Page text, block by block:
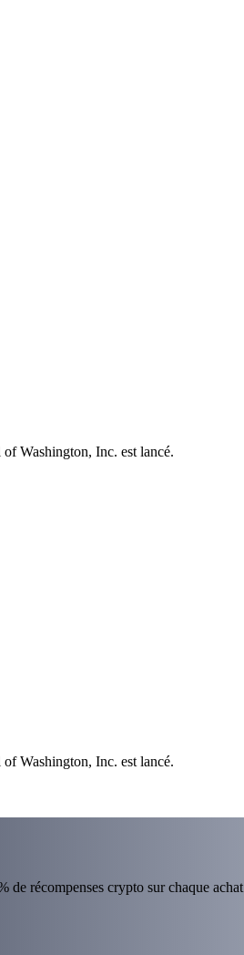
Washington, Inc. est lancé.
Washington, Inc. est lancé.
récompenses crypto sur chaque achat